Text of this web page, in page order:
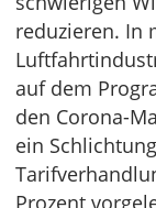
reduzieren. In
auf dem
den Corona-
ein
Prozent